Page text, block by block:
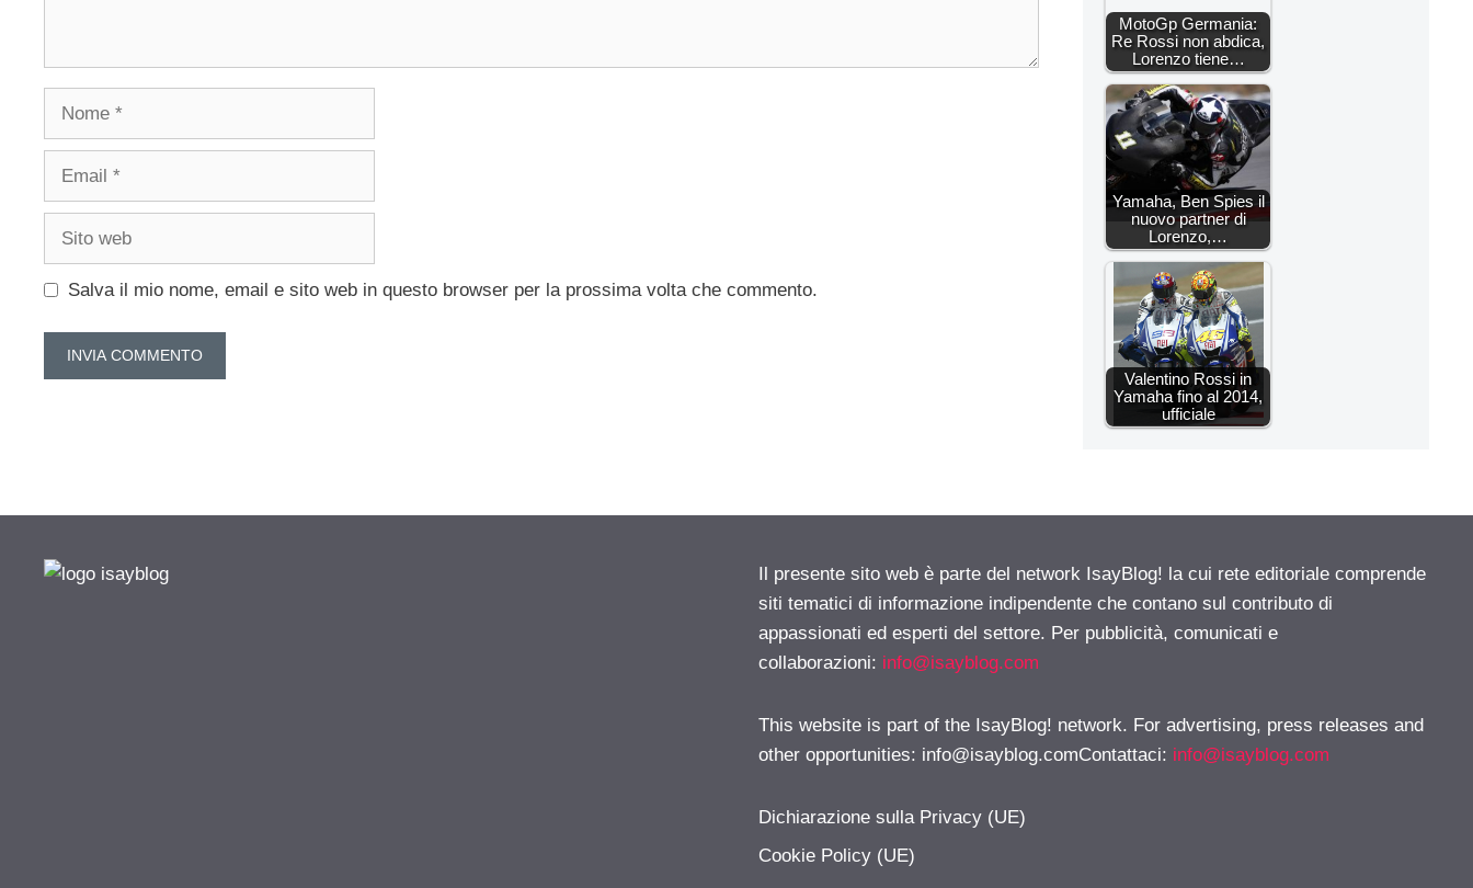
Salva il mio nome, email e sito web in questo browser per la prossima volta che commento.
MotoGp Germania:
Re Rossi non abdica,
Lorenzo tiene…
Yamaha, Ben Spies il
nuovo partner di
Lorenzo,…
Valentino Rossi in
Yamaha fino al 2014,
ufficiale
Il presente sito web è parte del network IsayBlog! la cui rete editoriale comprende
siti tematici di informazione indipendente che contano sul contributo di
appassionati ed esperti del settore. Per pubblicità, comunicati e
collaborazioni: info@isayblog.com
This website is part of the IsayBlog! network. For advertising, press releases and
other opportunities: info@isayblog.comContattaci: info@isayblog.com
Dichiarazione sulla Privacy (UE)
Cookie Policy (UE)